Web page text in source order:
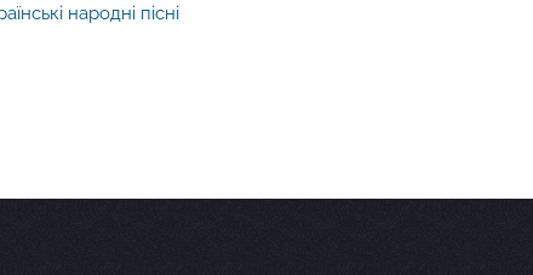
народні пісні